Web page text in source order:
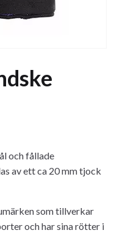
och fållade
av ett ca 20 mm tjock
som tillverkar
och har sina rötter i